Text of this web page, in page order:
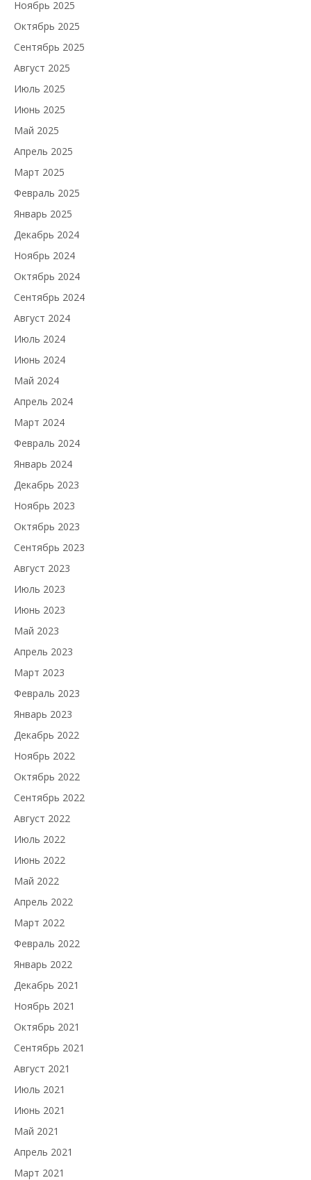
Ноябрь 2025
Октябрь 2025
Сентябрь 2025
Август 2025
Июль 2025
Июнь 2025
Май 2025
Апрель 2025
Март 2025
Февраль 2025
Январь 2025
Декабрь 2024
Ноябрь 2024
Октябрь 2024
Сентябрь 2024
Август 2024
Июль 2024
Июнь 2024
Май 2024
Апрель 2024
Март 2024
Февраль 2024
Январь 2024
Декабрь 2023
Ноябрь 2023
Октябрь 2023
Сентябрь 2023
Август 2023
Июль 2023
Июнь 2023
Май 2023
Апрель 2023
Март 2023
Февраль 2023
Январь 2023
Декабрь 2022
Ноябрь 2022
Октябрь 2022
Сентябрь 2022
Август 2022
Июль 2022
Июнь 2022
Май 2022
Апрель 2022
Март 2022
Февраль 2022
Январь 2022
Декабрь 2021
Ноябрь 2021
Октябрь 2021
Сентябрь 2021
Август 2021
Июль 2021
Июнь 2021
Май 2021
Апрель 2021
Март 2021